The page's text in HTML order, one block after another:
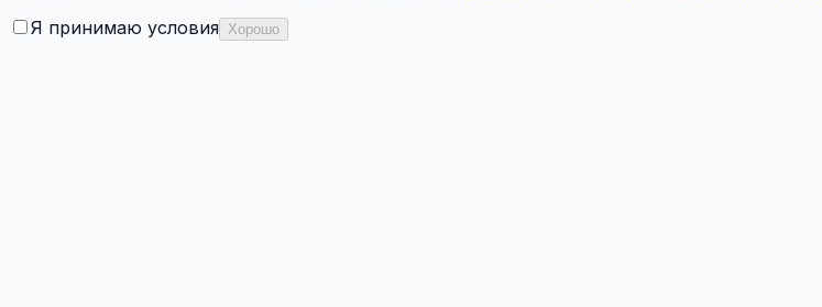
Я принимаю условия Хорошо